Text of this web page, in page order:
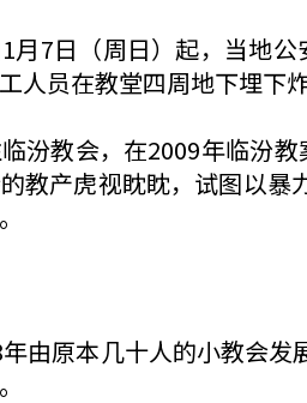
月7日（周日）起，当地
人员在教堂四周地下埋下
汾教会，在2009年临汾
教产虎视眈眈，试图以
由原本几十人的小教会